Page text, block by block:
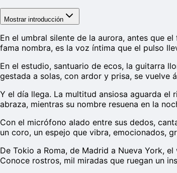
Mostrar introducción
En el umbral silente de la aurora, antes que
fama nombra, es la voz íntima que el pulso
En el estudio, santuario de ecos, la guitarra
gestada a solas, con ardor y prisa, se vuelve
Y el día llega. La multitud ansiosa aguarda el
abraza, mientras su nombre resuena en la
Con el micrófono alado entre sus dedos,
un coro, un espejo que vibra, emocionados,
De Tokio a Roma, de Madrid a Nueva York,
Conoce rostros, mil miradas que ruegan un